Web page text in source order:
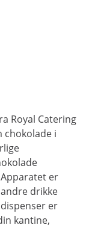
Royal Catering
chokolade i
er
drikke
er
kantine,